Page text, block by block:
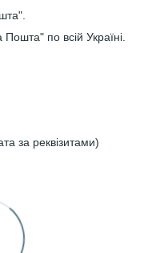
по всій Україні.
за реквізитами)